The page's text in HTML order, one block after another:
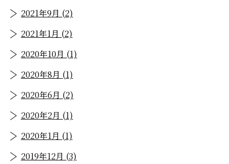
2021年9月 (2)
2021年1月 (2)
2020年10月 (1)
2020年8月 (1)
2020年6月 (2)
2020年2月 (1)
2020年1月 (1)
2019年12月 (3)